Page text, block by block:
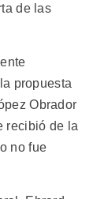
de las
propuesta
Obrador
recibió de la
no fue